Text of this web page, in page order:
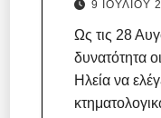
9 ΙΟΥΛΊΟΥ
Ως τις 28
δυνατότητα
Ηλεία να